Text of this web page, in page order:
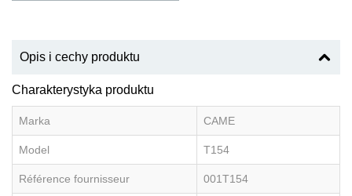
Opis i cechy produktu
Charakterystyka produktu
Marka CAME
Model T154
Référence fournisseur 001T154